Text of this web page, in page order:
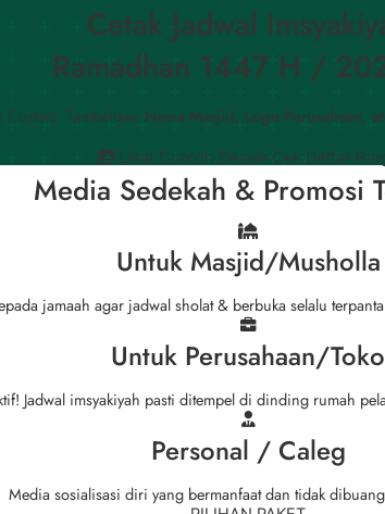
Cetak Jadwal
Ramadhan 1447 H /
Tambahkan Nama Masjid, Logo Perusahaan,
Lihat Contoh Desain Cek Daftar
Media Sedekah & Promosi
Untuk Masjid/Musholla
jamaah agar jadwal sholat & berbuka selalu
Untuk Perusahaan/Toko
Jadwal imsyakiyah pasti ditempel di dinding rumah
Personal / Caleg
Media sosialisasi diri yang bermanfaat dan tidak